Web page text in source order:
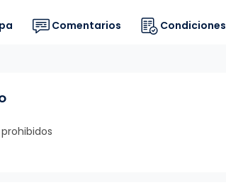
Comentarios Condiciones